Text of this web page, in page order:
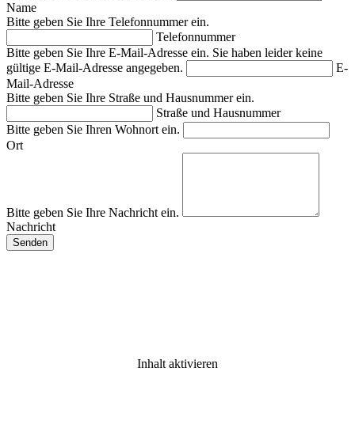
Name
Bitte geben Sie Ihre Telefonnummer ein.
Telefonnummer
Bitte geben Sie Ihre E-Mail-Adresse ein. Sie haben leider keine
gültige E-Mail-Adresse angegeben.
E-
Mail-Adresse
Bitte geben Sie Ihre Straße und Hausnummer ein.
Straße und Hausnummer
Bitte geben Sie Ihren Wohnort ein.
Ort
Bitte geben Sie Ihre Nachricht ein.
Nachricht
Inhalt aktivieren